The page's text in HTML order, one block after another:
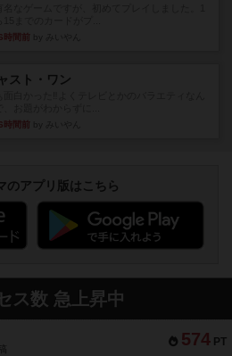
時間前
スト・ワン
時間前
のアプリ版はこちら
ス数 急上昇中
574 PT